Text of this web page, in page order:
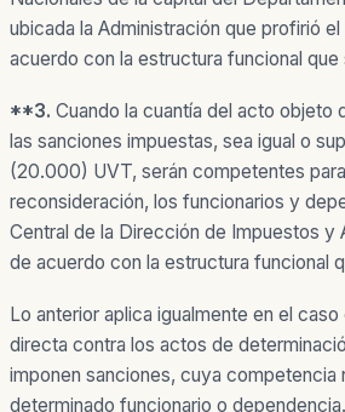
ubicada la Administración que profirió
acuerdo con la estructura funcional
**3. Cuando la cuantía del acto objeto
las sanciones impuestas, sea igual o
(20.000) UVT, serán competentes
reconsideración, los funcionarios y
Central de la Dirección de Impuestos y
de acuerdo con la estructura funcional
Lo anterior aplica igualmente en el
directa contra los actos de
imponen sanciones, cuya competencia
determinado funcionario o dependencia.